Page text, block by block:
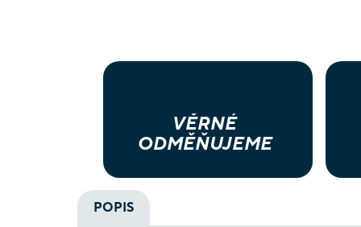
VĚRNÉ
ODMĚŇUJEME
POPIS